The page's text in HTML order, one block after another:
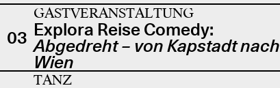
03
GASTVERANSTALTUNG
Explora Reise Comedy:
Abgedreht – von Kapstadt nach
Wien
TANZ